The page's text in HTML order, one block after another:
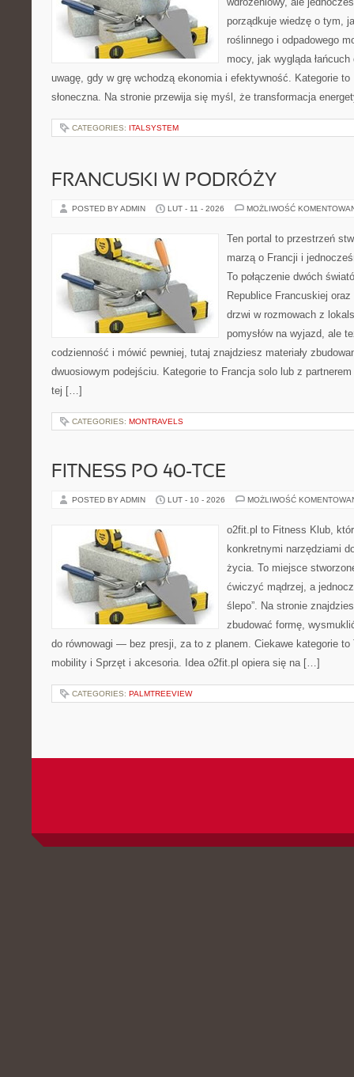
porządkuje wiedzę o tym,
roślinnego i odpadowego
mocy, jak wygląda
uwagę, gdy w grę wchodzą ekonomia i efektywność. Kategorie to
słoneczna. Na stronie przewija się myśl, że transformacja
CATEGORIES: ITALSYSTEM
FRANCUSKI W PODRÓŻY
POSTED BY ADMIN LUT - 11 - 2026 MOŻLIWOŚĆ
Ten portal to przestrzeń
marzą o Francji i
To połączenie dwóch
Republice Francuskiej
drzwi w rozmowach z
pomysłów na wyjazd, ale
codzienność i mówić pewniej, tutaj znajdziesz materiały
dwuosiowym podejściu. Kategorie to Francja solo lub z
tej […]
CATEGORIES: MONTRAVELS
FITNESS PO 40-TCE
POSTED BY ADMIN LUT - 10 - 2026 MOŻLIWOŚĆ
o2fit.pl to Fitness Klub,
konkretnymi narzędziami
życia. To miejsce
ćwiczyć mądrzej, a
ślepo”. Na stronie
zbudować formę,
do równowagi — bez presji, za to z planem. Ciekawe kategorie to
mobility i Sprzęt i akcesoria. Idea o2fit.pl opiera się na […]
CATEGORIES: PALMTREEVIEW